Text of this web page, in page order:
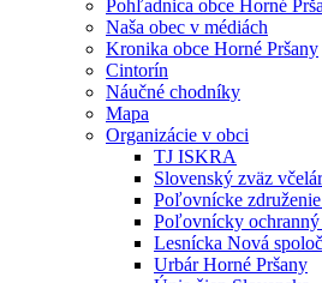
Pohľadnica obce Horné
Naša obec v médiách
Kronika obce Horné Pršany
Cintorín
Náučné chodníky
Mapa
Organizácie v obci
TJ ISKRA
Slovenský zväz
Poľovnícke
Poľovnícky
Lesnícka Nová
Urbár Horné Pršany